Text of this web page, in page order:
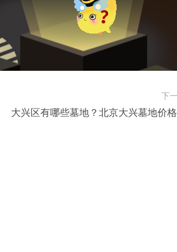
下
大兴区有哪些墓地？北京大兴墓地价